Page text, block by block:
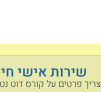
שירות אישי
צריך פרטים על קורס דוט